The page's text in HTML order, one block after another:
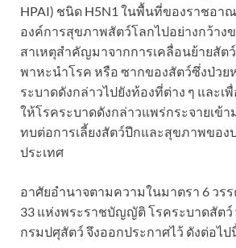
HPAI) ชนิด H5N1 ในพื้นที่ของราชอา
องค์การสุขภาพสัตว์โลกไปอย่างกว้าง
สาเหตุสำคัญมาจากการเคลื่อนย้ายสัต
พาหะนำโรค หรือ ซากของสัตว์ซึ่งป่วย
ระบาดดังกล่าวไปยังท้องที่ต่าง ๆ และเ
ให้โรคระบาดดังกล่าวแพร่กระจายเข้า
ทบต่อการเลี้ยงสัตว์ปีกและสุขภาพของ
ประเทศ
อาศัยอำนาจตามความในมาตรา 6 วร
33 แห่งพระราชบัญญัติ โรคระบาดสัตว์
กรมปศุสัตว์ จึงออกประกาศไว้ ดังต่อไป